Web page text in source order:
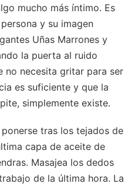
mucho más íntimo. Es
y su imagen
Uñas Marrones y
la puerta al ruido
no necesita gritar para ser
es suficiente y que la
simplemente existe.
tras los tejados de
capa de aceite de
Masajea los dedos
de la última hora. La